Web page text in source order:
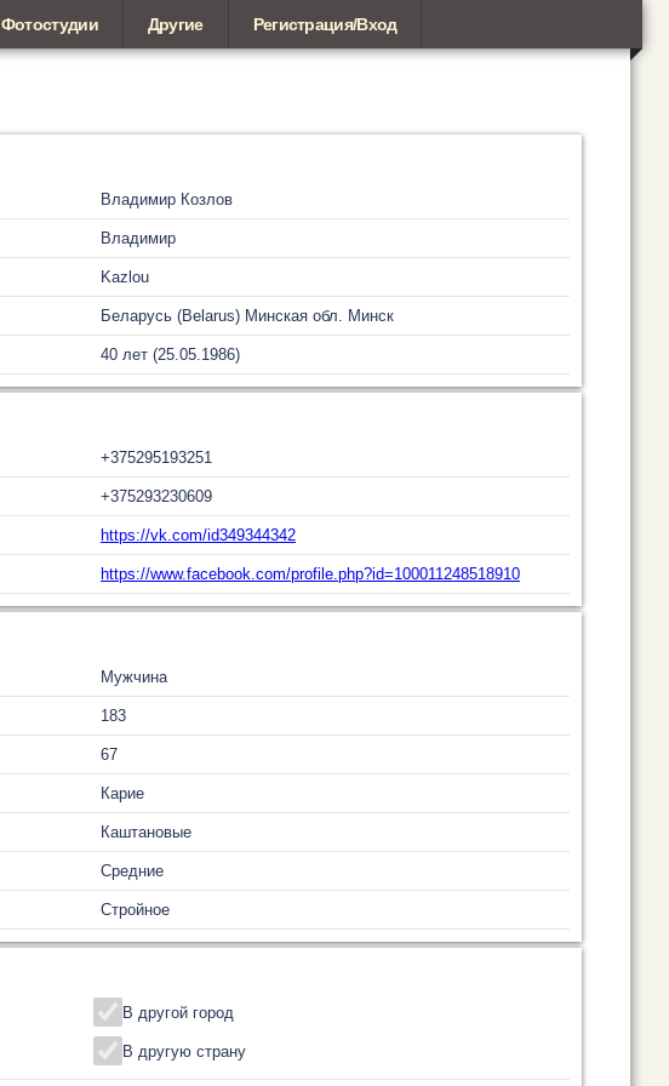
Фотостудии Другие Регистрация/Вход
Владимир Козлов
Владимир
Kazlou
Беларусь (Belarus) Минская обл. Минск
40 лет (25.05.1986)
+375295193251
+375293230609
https://vk.com/id349344342
https://www.facebook.com/profile.php?id=100011248518910
Мужчина
183
67
Карие
Каштановые
Средние
Стройное
В другой город
В другую страну